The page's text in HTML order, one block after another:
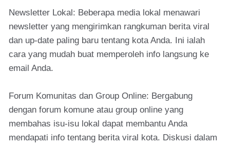
Newsletter Lokal: Beberapa media lokal menawari
newsletter yang mengirimkan rangkuman berita viral
dan up-date paling baru tentang kota Anda. Ini ialah
cara yang mudah buat memperoleh info langsung ke
email Anda.
Forum Komunitas dan Group Online: Bergabung
dengan forum komune atau group online yang
membahas isu-isu lokal dapat membantu Anda
mendapati info tentang berita viral kota. Diskusi dalam